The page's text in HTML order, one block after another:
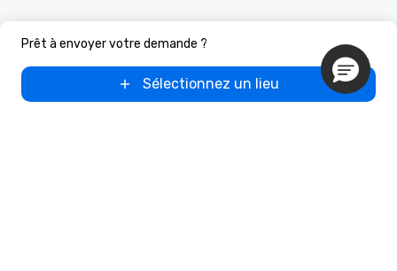
Prêt à envoyer votre demande ?
Sélectionnez un lieu